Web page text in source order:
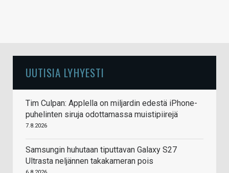
UUTISIA LYHYESTI
Tim Culpan: Applella on miljardin edestä iPhone-
puhelinten siruja odottamassa muistipiirejä
7.8.2026
Samsungin huhutaan tiputtavan Galaxy S27
Ultrasta neljännen takakameran pois